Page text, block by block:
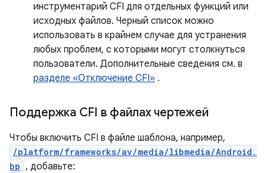
инструментарий CFI для отдельных функций или
исходных файлов. Черный список можно
использовать в крайнем случае для устранения
любых проблем, с которыми могут столкнуться
пользователи. Дополнительные сведения см. в
разделе «Отключение CFI» .
Поддержка CFI в файлах чертежей
Чтобы включить CFI в файле шаблона, например,
/platform/frameworks/av/media/libmedia/Android.
bp , добавьте: